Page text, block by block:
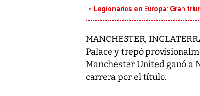
Legionarios en Europa: Gran
MANCHESTER,
Palace y trepó
Manchester United ganó a
carrera por el título.